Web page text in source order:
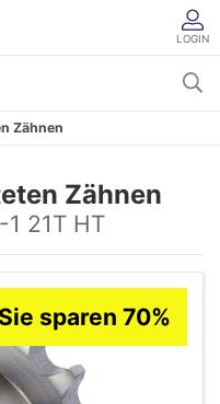
LOGIN
Zähnen
Zähnen
1 21T HT
Sie sparen 70%